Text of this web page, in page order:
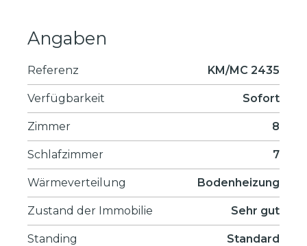
Angaben
Referenz KM/MC 2435
Verfügbarkeit Sofort
Zimmer 8
Schlafzimmer 7
Wärmeverteilung Bodenheizung
Zustand der Immobilie Sehr gut
Standing Standard